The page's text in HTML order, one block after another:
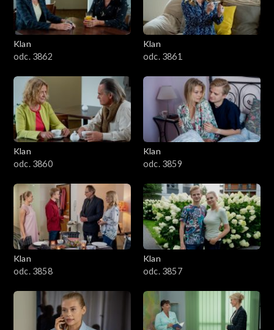
Klan
odc. 3862
Klan
odc. 3861
Klan
odc. 3860
Klan
odc. 3859
Klan
odc. 3858
Klan
odc. 3857